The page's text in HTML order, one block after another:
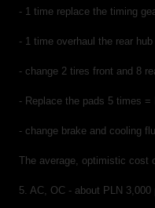
- 1 time replace the timing
- 1 time overhaul the rear
- change 2 tires front and 8
- Replace the pads 5 times =
- change brake and cooling
The average, optimistic cost
5. AC, OC - about PLN